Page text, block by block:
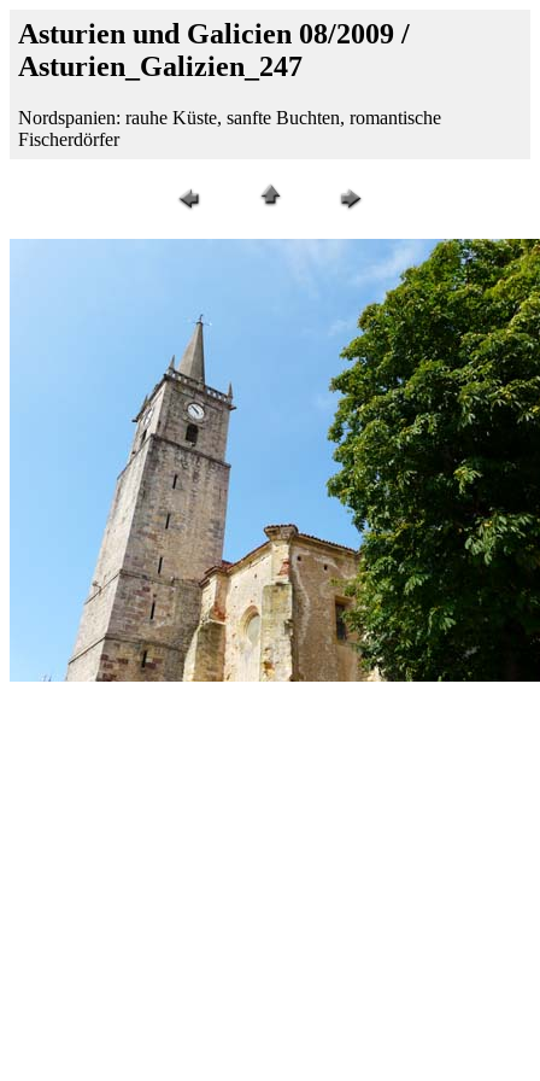
Asturien und Galicien 08/2009 /
Asturien_Galizien_247
Nordspanien: rauhe Küste, sanfte Buchten, romantische
Fischerdörfer